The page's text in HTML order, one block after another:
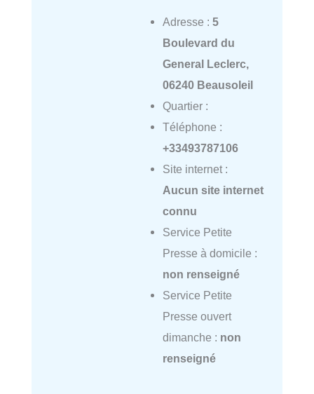
Adresse : 5
Boulevard du
General Leclerc,
06240 Beausoleil
Quartier :
Téléphone :
+33493787106
Site internet :
Aucun site internet
connu
Service Petite
Presse à domicile :
non renseigné
Service Petite
Presse ouvert
dimanche : non
renseigné